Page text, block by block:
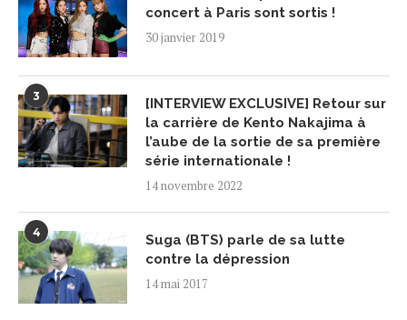
concert à Paris sont sortis !
30 janvier 2019
3
[INTERVIEW EXCLUSIVE] Retour sur
la carrière de Kento Nakajima à
l’aube de la sortie de sa première
série internationale !
14 novembre 2022
4
Suga (BTS) parle de sa lutte
contre la dépression
14 mai 2017